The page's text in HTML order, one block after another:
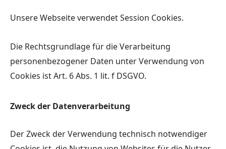
Unsere Webseite verwendet Session Cookies.
Die Rechtsgrundlage für die Verarbeitung
personenbezogener Daten unter Verwendung von
Cookies ist Art. 6 Abs. 1 lit. f DSGVO.
Zweck der Datenverarbeitung
Der Zweck der Verwendung technisch notwendiger